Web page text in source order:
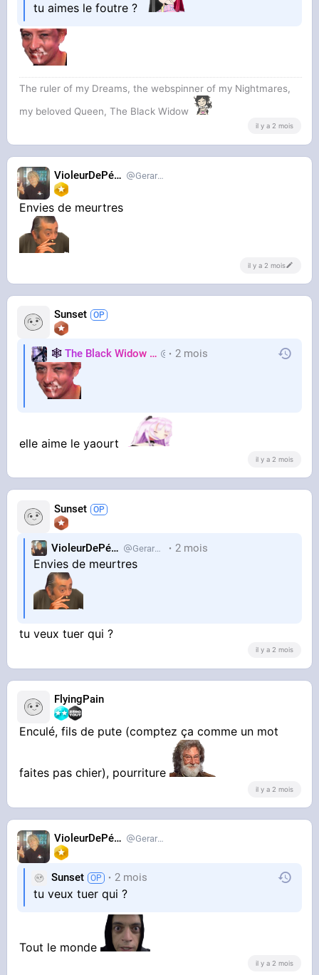
tu aimes le foutre ?
The ruler of my Dreams, the webspinner of my Nightmares,
my beloved Queen, The Black Widow
il y a 2 mois
VioleurDePédo Gerardlevain
Envies de meurtres
il y a 2 mois
Sunset
🕸️ The Black Widow 🕷️ Nastasya
2 mois
elle aime le yaourt
il y a 2 mois
Sunset
VioleurDePédo Gerardlevain 2 mois
Envies de meurtres
tu veux tuer qui ?
il y a 2 mois
FlyingPain
Enculé, fils de pute (comptez ça comme un mot
faites pas chier), pourriture
il y a 2 mois
VioleurDePédo Gerardlevain
Sunset 2 mois
tu veux tuer qui ?
Tout le monde
il y a 2 mois